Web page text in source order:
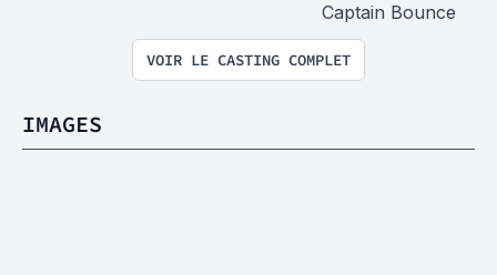
Captain Bounce
VOIR LE CASTING COMPLET
IMAGES